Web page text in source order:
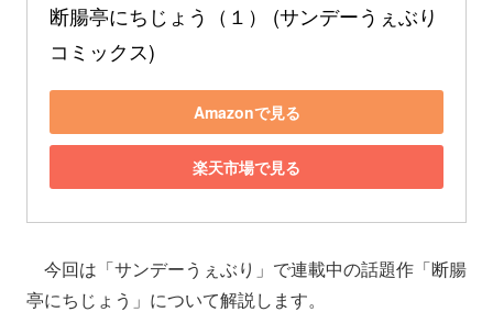
断腸亭にちじょう（１） (サンデーうぇぶり
コミックス)
Amazonで見る
楽天市場で見る
今回は「サンデーうぇぶり」で連載中の話題作「断腸
亭にちじょう」について解説します。